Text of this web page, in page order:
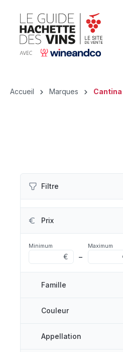
Accueil Marques Cantina
Filtre
Prix
Minimum
€ –
Maximum
Famille
Couleur
Appellation